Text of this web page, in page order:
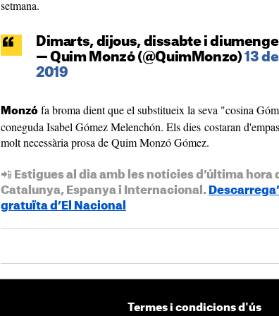
setmana.
Dimarts, dijous, dissabte i
— Quim Monzó (@QuimMonzo)13
2019
Monzó fa broma dient que el substitueix la seva "cosina
coneguda Isabel Gómez Melenchón. Els dies costaran
molt necessària prosa de Quim Monzó Gómez.
📲 Estigues al dia amb les notícies d’última hora
Catalunya, Espanya i Internacional.
gratuïta d’El Nacional
Termes i condicions d'ús